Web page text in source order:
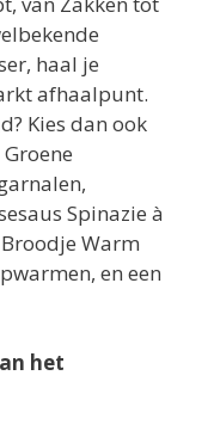
haal je
afhaalpunt.
Kies dan ook
Spinazie à
Warm
en een
het